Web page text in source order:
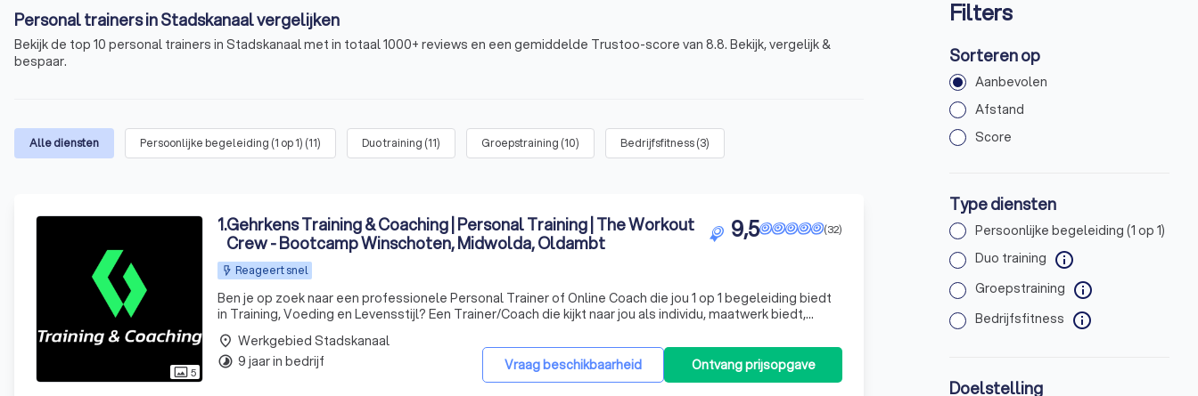
Personal trainers in Stadskanaal vergelijken
Bekijk de top 10 personal trainers in Stadskanaal met in totaal 1000+ reviews en een gemiddelde Trustoo-score van 8.8. Bekijk, vergelijk &
bespaar.
Alle diensten Persoonlijke begeleiding (1 op 1) (11) Duo training (11) Groepstraining (10) Bedrijfsfitness(3)
photo_size_select_actual5
1.Gehrkens Training & Coaching | Personal Training | The Workout
Crew - Bootcamp Winschoten, Midwolda, Oldambt
Reageert snel
(32)
9,5
Ben je op zoek naar een professionele Personal Trainer of Online Coach die jou 1 op 1 begeleiding biedt
in Training, Voeding en Levensstijl? Een Trainer/Coach die kijkt naar jou als individu, maatwerk biedt,
rekening houdt met jouw voorkeuren- en jou géén onzin verkoopt? Óf ben je op zoek naar de le
Vraag beschikbaarheid
Ontvang prijsopgave
place Werkgebied Stadskanaal
timelapse 9 jaar in bedrijf
Filters
Sorteren op
Aanbevolen
Afstand
Score
Type diensten
Persoonlijke begeleiding (1 op 1)
Duo training info
Groepstraining info
Bedrijfsfitness info
Doelstelling